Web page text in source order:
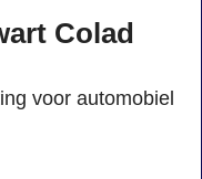
Colad
voor automobiel